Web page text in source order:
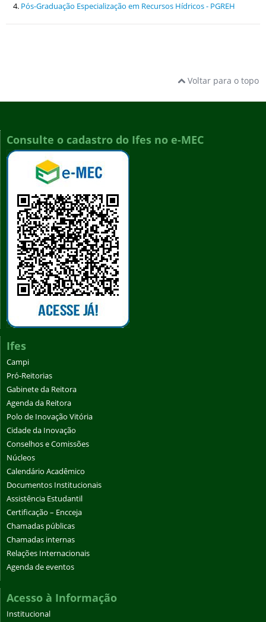
Pós-Graduação Especialização em Recursos Hídricos - PGREH
Voltar para o topo
Consulte o cadastro do Ifes no e-MEC
Ifes
Campi
Pró-Reitorias
Gabinete da Reitora
Agenda da Reitora
Polo de Inovação Vitória
Cidade da Inovação
Conselhos e Comissões
Núcleos
Calendário Acadêmico
Documentos Institucionais
Assistência Estudantil
Certificação – Encceja
Chamadas públicas
Chamadas internas
Relações Internacionais
Agenda de eventos
Acesso à Informação
Institucional